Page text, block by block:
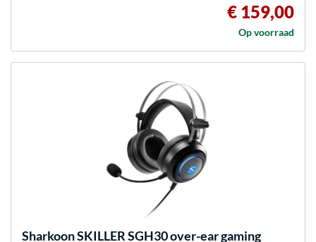
€ 159,00
Op voorraad
SharkoonSKILLER SGH30 over-ear gaming